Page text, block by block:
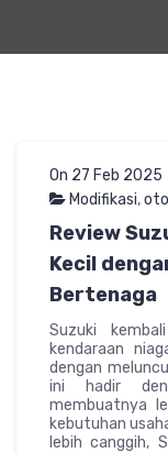
On 27 Feb 2025
Modifikasi,
Review
Kecil
Bertenaga
Suzuki
kendaraan
dengan
ini hadir
membuatnya
kebutuhan
lebih canggih,